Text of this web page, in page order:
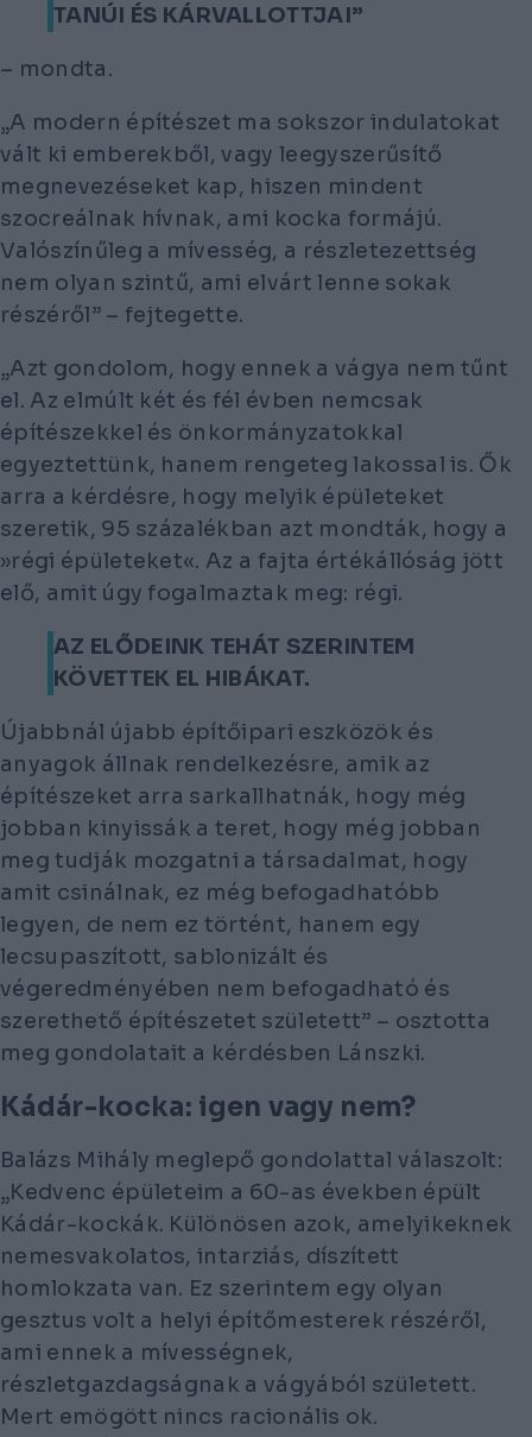
TANÚI ÉS KÁRVALLOTTJAI”
– mondta.
„A modern építészet ma sokszor indulatokat
vált ki emberekből, vagy leegyszerűsítő
megnevezéseket kap, hiszen mindent
szocreálnak hívnak, ami kocka formájú.
Valószínűleg a mívesség, a részletezettség
nem olyan szintű, ami elvárt lenne sokak
részéről” – fejtegette.
„Azt gondolom, hogy ennek a vágya nem tűnt
el. Az elmúlt két és fél évben nemcsak
építészekkel és önkormányzatokkal
egyeztettünk, hanem rengeteg lakossal is. Ők
arra a kérdésre, hogy melyik épületeket
szeretik, 95 százalékban azt mondták, hogy a
»régi épületeket«. Az a fajta értékállóság jött
elő, amit úgy fogalmaztak meg: régi.
AZ ELŐDEINK TEHÁT SZERINTEM
KÖVETTEK EL HIBÁKAT.
Újabbnál újabb építőipari eszközök és
anyagok állnak rendelkezésre, amik az
építészeket arra sarkallhatnák, hogy még
jobban kinyissák a teret, hogy még jobban
meg tudják mozgatni a társadalmat, hogy
amit csinálnak, ez még befogadhatóbb
legyen, de nem ez történt, hanem egy
lecsupaszított, sablonizált és
végeredményében nem befogadható és
szerethető építészetet született” – osztotta
meg gondolatait a kérdésben Lánszki.
Kádár-kocka: igen vagy nem?
Balázs Mihály meglepő gondolattal válaszolt:
„Kedvenc épületeim a 60-as években épült
Kádár-kockák. Különösen azok, amelyikeknek
nemesvakolatos, intarziás, díszített
homlokzata van. Ez szerintem egy olyan
gesztus volt a helyi építőmesterek részéről,
ami ennek a mívességnek,
részletgazdagságnak a vágyából született.
Mert emögött nincs racionális ok.